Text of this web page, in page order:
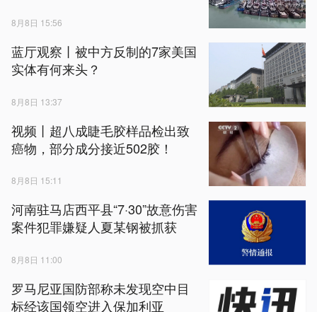
8月8日 15:56
蓝厅观察丨被中方反制的7家美国
实体有何来头？
8月8日 13:37
视频丨超八成睫毛胶样品检出致
癌物，部分成分接近502胶！
8月8日 15:11
河南驻马店西平县“7·30”故意伤害
案件犯罪嫌疑人夏某钢被抓获
8月8日 11:00
罗马尼亚国防部称未发现空中目
标经该国领空进入保加利亚